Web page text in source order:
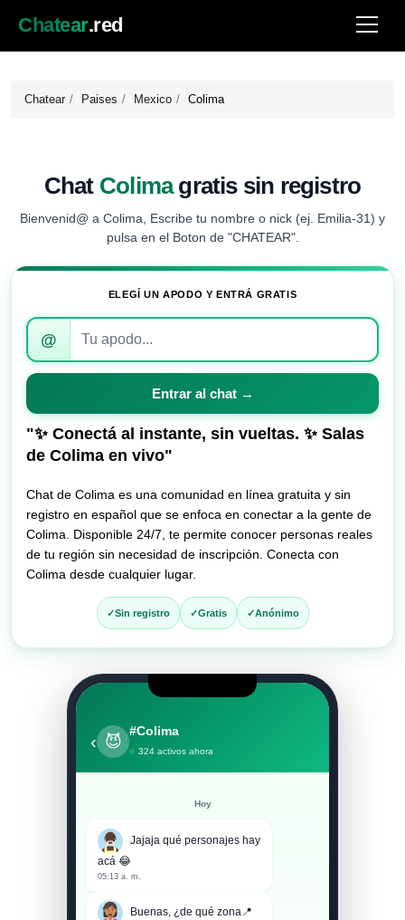
Chatear.red
Chatear Paises Mexico Colima
Chat Colimagratis sin registro
Bienvenid@ a Colima, Escribe tu nombre o nick (ej. Emilia-31) y
pulsa en el Boton de "CHATEAR".
ELEGÍ UN APODO Y ENTRÁ GRATIS
Introduce
apodo
para
entrar
al
@
Entrar al chat →
"✨ Conectá al instante, sin vueltas. ✨ Salas
de Colima en vivo"
Chat de Colima es una comunidad en línea gratuita y sin
registro en español que se enfoca en conectar a la gente de
Colima. Disponible 24/7, te permite conocer personas reales
de tu región sin necesidad de inscripción. Conecta con
Colima desde cualquier lugar.
Sin registro Gratis Anónimo
‹ 😈
#Colima
324 activos ahora
Hoy
Jajaja qué personajes hay
acá 😂
05:13 a. m.
Buenas, ¿de qué zona📍